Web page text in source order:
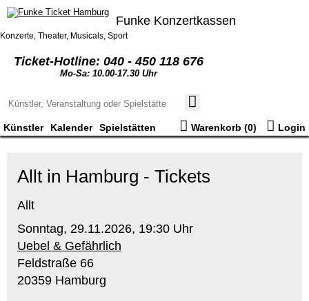
Funke Konzertkassen
Konzerte, Theater, Musicals, Sport
Ticket-Hotline: 040 - 450 118 676
Mo-Sa: 10.00-17.30 Uhr
Künstler Kalender Spielstätten Warenkorb (0) Login
Allt in Hamburg - Tickets
Allt
Sonntag, 29.11.2026, 19:30 Uhr
Uebel & Gefährlich
Feldstraße 66
20359 Hamburg